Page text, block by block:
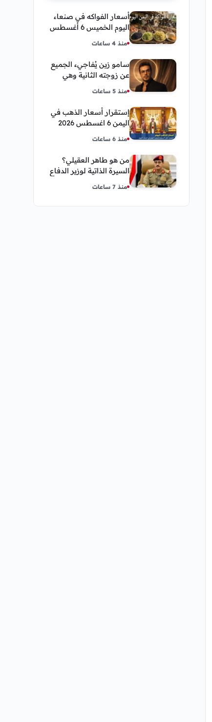
أسعار الفواكه في صنعاء
اليوم الخميس 6 أغسطس
والرمان في الأسواق
منذ 4 ساعات
سامو زين يُفاجيء الجميع
عن زوجته الثانية وهي
منذ 5 ساعات
إستقرار أسعار الذهب في
اليمن 6 اغسطس 2026
منذ 6 ساعات
من هو طاهر العقيلي؟
السيرة الذاتية لوزير الدفاع
مناصبه
منذ 7 ساعات